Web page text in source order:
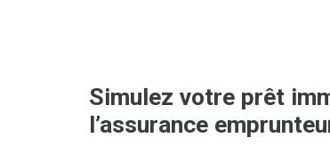
Les atouts extérieurs ne manquent pas, à
Simulez votre prêt
l’assurance